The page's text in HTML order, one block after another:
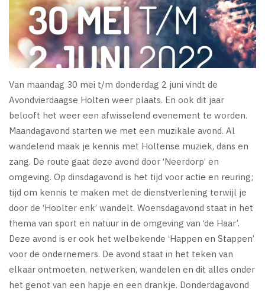
Van maandag 30 mei t/m donderdag 2 juni vindt de
Avondvierdaagse Holten weer plaats. En ook dit jaar
belooft het weer een afwisselend evenement te worden.
Maandagavond starten we met een muzikale avond. Al
wandelend maak je kennis met Holtense muziek, dans en
zang. De route gaat deze avond door ‘Neerdorp’ en
omgeving. Op dinsdagavond is het tijd voor actie en reuring;
tijd om kennis te maken met de dienstverlening terwijl je
door de ‘Hoolter enk’ wandelt. Woensdagavond staat in het
thema van sport en natuur in de omgeving van ‘de Haar’.
Deze avond is er ook het welbekende ‘Happen en Stappen’
voor de ondernemers. De avond staat in het teken van
elkaar ontmoeten, netwerken, wandelen en dit alles onder
het genot van een hapje en een drankje. Donderdagavond